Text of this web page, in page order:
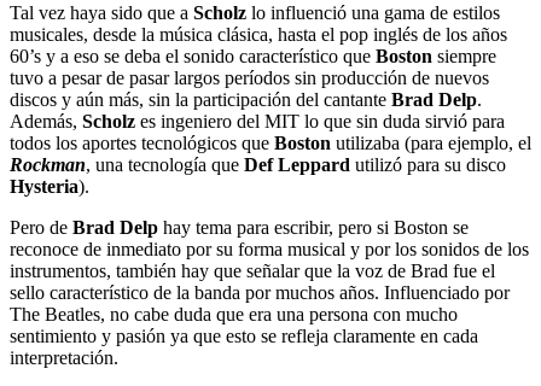
Tal vez haya sido que a Scholz lo influenció una gama de estilos
musicales, desde la música clásica, hasta el pop inglés de los años
60’s y a eso se deba el sonido característico que Boston siempre
tuvo a pesar de pasar largos períodos sin producción de nuevos
discos y aún más, sin la participación del cantante Brad Delp.
Además, Scholz es ingeniero del MIT lo que sin duda sirvió para
todos los aportes tecnológicos que Boston utilizaba (para ejemplo, el
Rockman, una tecnología que Def Leppard utilizó para su disco
Hysteria).
Pero de Brad Delp hay tema para escribir, pero si Boston se
reconoce de inmediato por su forma musical y por los sonidos de los
instrumentos, también hay que señalar que la voz de Brad fue el
sello característico de la banda por muchos años. Influenciado por
The Beatles, no cabe duda que era una persona con mucho
sentimiento y pasión ya que esto se refleja claramente en cada
interpretación.